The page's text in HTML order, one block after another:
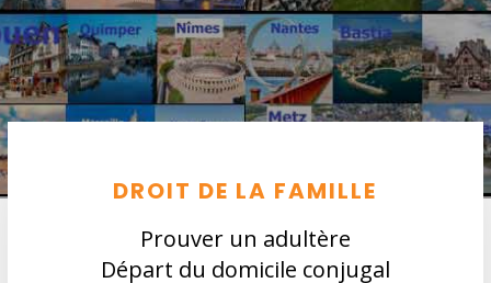
DROIT DE LA FAMILLE
Prouver un adultère
Départ du domicile conjugal